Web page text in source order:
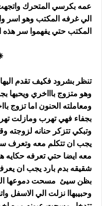
عمه بكرسي المتحرك
الي غرفه المكتب وهو اسر
المكتب حتي يفهموا سر هذه
تنظر بشرود فكيف تقدم اليها
وهو متزوج باااخري ويحبها
ومعاملته الحنون اما تزوج
بجفاء فهي تهرب ومازلت
وتبكي تتزكر حنانه لزوجته
يجب ان تتكلم معه وتعرف
معه ايضا حتي تعرفه حكايه
شقيقه بدم بارد يجب ان
بظن سيئ مسحت دموعها
وحبيبهاا نزلت الي الاسفل